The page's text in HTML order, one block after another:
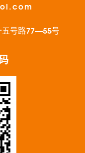
五号路77—55号